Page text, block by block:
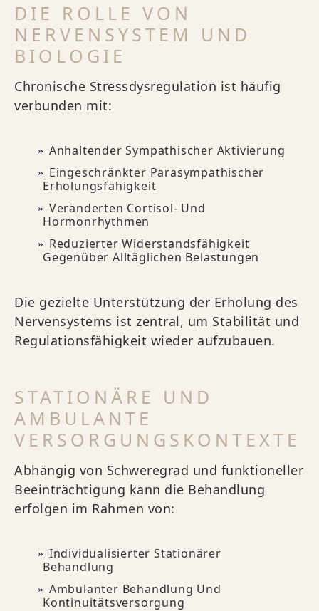
DIE ROLLE VON
NERVENSYSTEM UND
BIOLOGIE
Chronische Stressdysregulation ist häufig
verbunden mit:
Anhaltender Sympathischer Aktivierung
Eingeschränkter Parasympathischer
Erholungsfähigkeit
Veränderten Cortisol- Und
Hormonrhythmen
Reduzierter Widerstandsfähigkeit
Gegenüber Alltäglichen Belastungen
Die gezielte Unterstützung der Erholung des
Nervensystems ist zentral, um Stabilität und
Regulationsfähigkeit wieder aufzubauen.
STATIONÄRE UND
AMBULANTE
VERSORGUNGSKONTEXTE
Abhängig von Schweregrad und funktioneller
Beeinträchtigung kann die Behandlung
erfolgen im Rahmen von:
Individualisierter Stationärer
Behandlung
Ambulanter Behandlung Und
Kontinuitätsversorgung